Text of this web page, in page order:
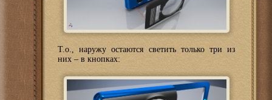
Т.о., наружу остаются светить только три из
них – в кнопках: